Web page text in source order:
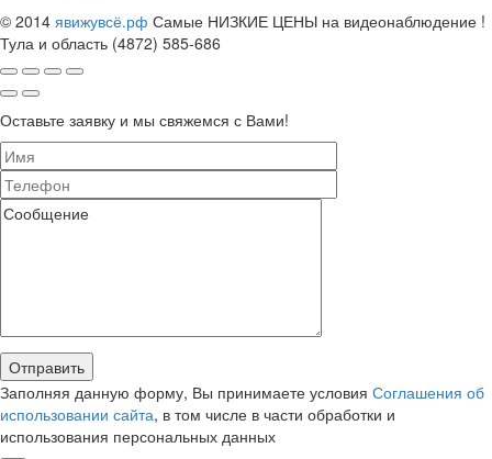
© 2014 явижувсё.рф Самые НИЗКИЕ ЦЕНЫ на видеонаблюдение !
Тула и область (4872) 585-686
Оставьте заявку и мы свяжемся с Вами!
Заполняя данную форму, Вы принимаете условия Соглашения об
использовании сайта, в том числе в части обработки и
использования персональных данных